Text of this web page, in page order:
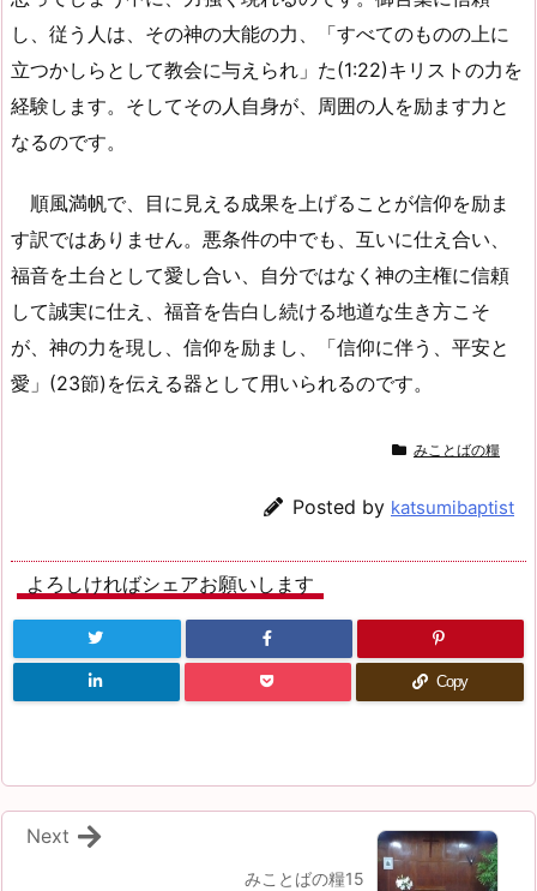
し、従う人は、その神の大能の力、「すべてのものの上に
立つかしらとして教会に与えられ」た(1:22)キリストの力を
経験します。そしてその人自身が、周囲の人を励ます力と
なるのです。
順風満帆で、目に見える成果を上げることが信仰を励ま
す訳ではありません。悪条件の中でも、互いに仕え合い、
福音を土台として愛し合い、自分ではなく神の主権に信頼
して誠実に仕え、福音を告白し続ける地道な生き方こそ
が、神の力を現し、信仰を励まし、「信仰に伴う、平安と
愛」(23節)を伝える器として用いられるのです。
みことばの糧
Posted by katsumibaptist
よろしければシェアお願いします
Copy
みことばの糧15
Next